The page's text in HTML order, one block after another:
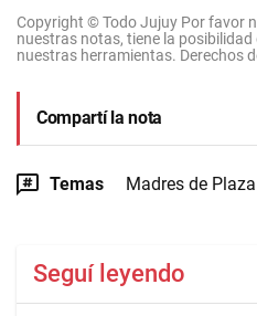
Copyright © Todo Jujuy Por favor
nuestras notas, tiene la
nuestras herramientas. Derechos
Compartí la nota
Temas Madres de
Seguí leyendo